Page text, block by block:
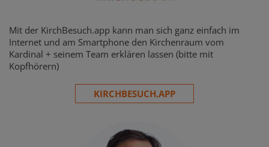
Mit der KirchBesuch.app kann man sich ganz einfach im
Internet und am Smartphone den Kirchenraum vom
Kardinal + seinem Team erklären lassen (bitte mit
Kopfhörern)
KIRCHBESUCH.APP